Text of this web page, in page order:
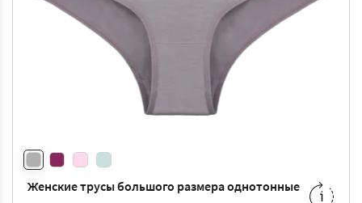
Женские трусы большого размера однотонные